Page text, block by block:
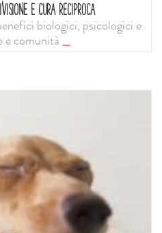
E CURA RECIPROCA
biologici, psicologici e
e comunità...